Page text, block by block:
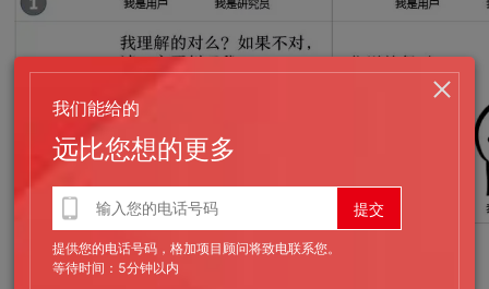
三、“沉默10秒”原则
我们能给的
远比您想的更多
提供您的电话号码，格加项目顾问将致电联系您。
等待时间：5分钟以内